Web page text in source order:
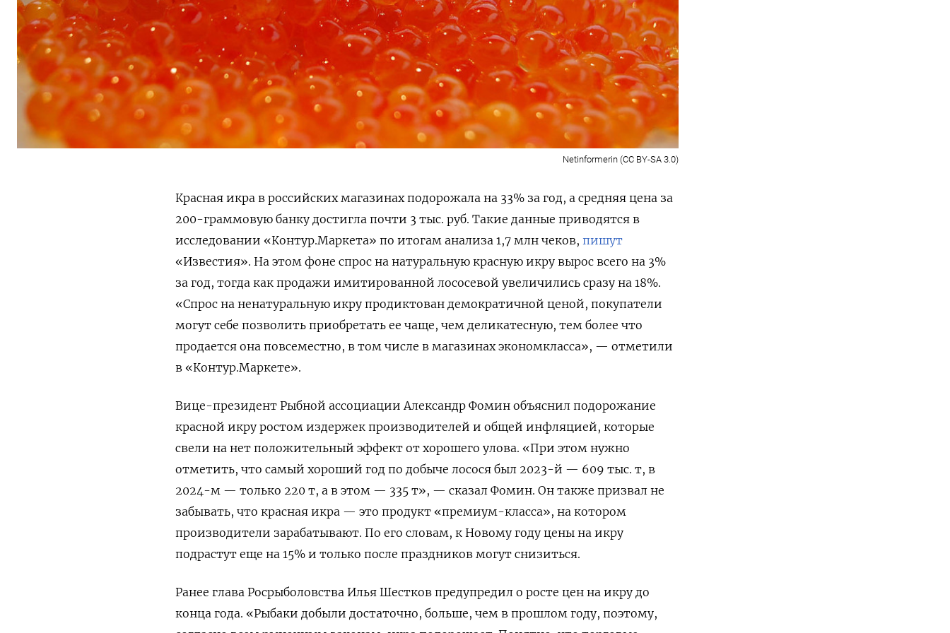
Netinformerin (CC BY-SA 3.0)
Красная икра в российских магазинах подорожала на 33% за год, а средняя цена за
200-граммовую банку достигла почти 3 тыс. руб. Такие данные приводятся в
исследовании «Контур.Маркета» по итогам анализа 1,7 млн чеков, пишут
«Известия». На этом фоне спрос на натуральную красную икру вырос всего на 3%
за год, тогда как продажи имитированной лососевой увеличились сразу на 18%.
«Спрос на ненатуральную икру продиктован демократичной ценой, покупатели
могут себе позволить приобретать ее чаще, чем деликатесную, тем более что
продается она повсеместно, в том числе в магазинах экономкласса», — отметили
в «Контур.Маркете».
Вице-президент Рыбной ассоциации Александр Фомин объяснил подорожание
красной икру ростом издержек производителей и общей инфляцией, которые
свели на нет положительный эффект от хорошего улова. «При этом нужно
отметить, что самый хороший год по добыче лосося был 2023-й — 609 тыс. т, в
2024-м — только 220 т, а в этом — 335 т», — сказал Фомин. Он также призвал не
забывать, что красная икра — это продукт «премиум-класса», на котором
производители зарабатывают. По его словам, к Новому году цены на икру
подрастут еще на 15% и только после праздников могут снизиться.
Ранее глава Росрыболовства Илья Шестков предупредил о росте цен на икру до
конца года. «Рыбаки добыли достаточно, больше, чем в прошлом году, поэтому,